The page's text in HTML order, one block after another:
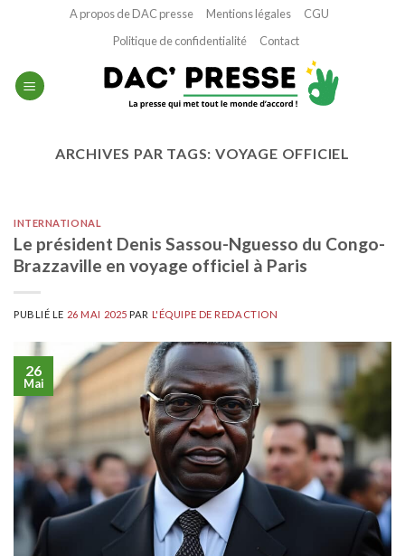
A propos de DAC presse Mentions légales
CGU
Politique de confidentialité
Contact
ARCHIVES PAR TAGS:VOYAGE OFFICIEL
INTERNATIONAL
Le président Denis Sassou-Nguesso du Congo-
Brazzaville en voyage officiel à Paris
PUBLIÉ LE 26 MAI 2025 PAR L'ÉQUIPE DE REDACTION
26
Mai